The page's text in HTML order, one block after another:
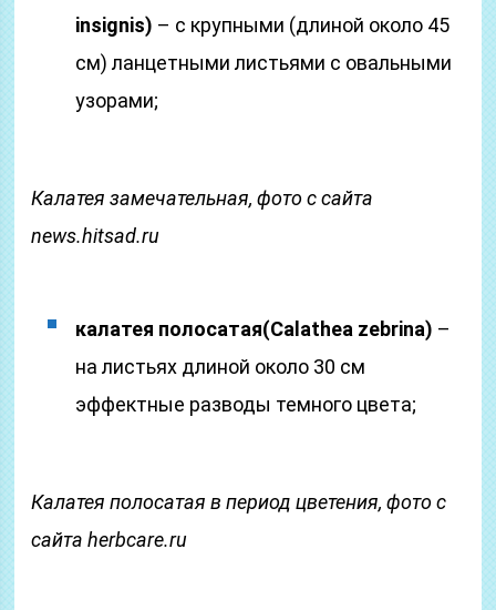
insignis) – с крупными (длиной около 45
см) ланцетными листьями с овальными
узорами;
Калатея замечательная, фото с сайта
news.hitsad.ru
калатея полосатая(Calathea zebrina) –
на листьях длиной около 30 см
эффектные разводы темного цвета;
Калатея полосатая в период цветения, фото с
сайта herbcare.ru